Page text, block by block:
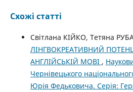
Схожі статті
Світлана КІЙКО, Тетяна
ЛІНГВОКРЕАТИВНИЙ
АНГЛІЙСЬКІЙ МОВІ ,
Чернівецького
Юрія Федьковича. Серія: